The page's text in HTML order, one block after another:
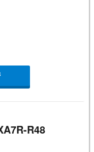
R48